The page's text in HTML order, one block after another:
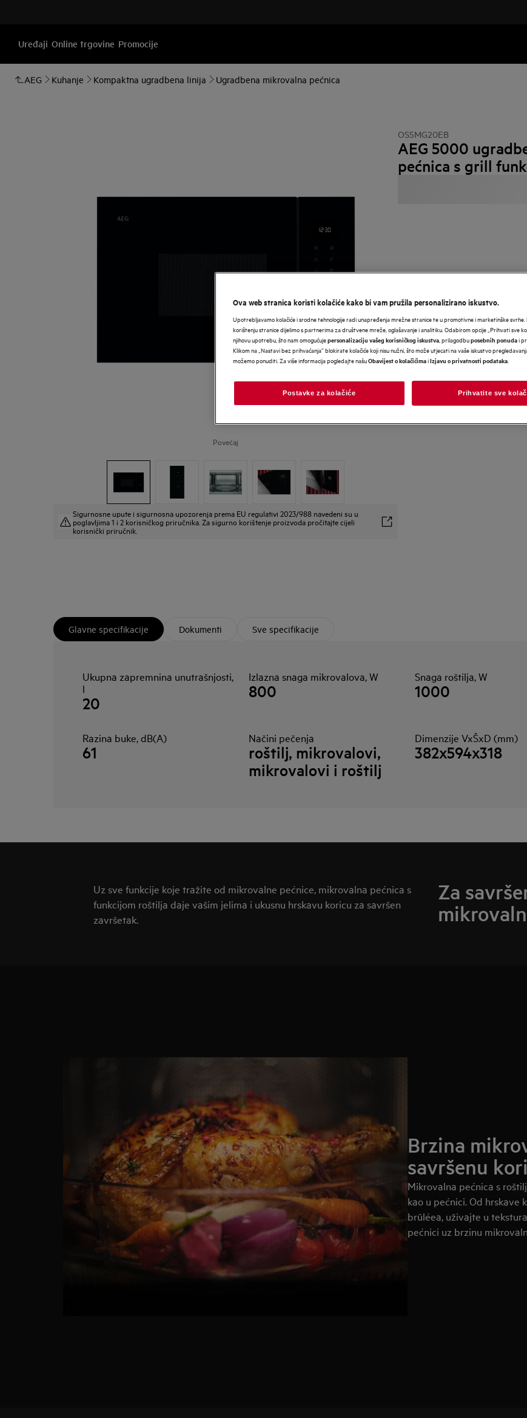
Uređaji Online trgovine Promocije
AEG Kuhanje Kompaktna ugradbena linija Ugradbena mikrovalna pećnica
Povećaj
Sigurnosne upute i sigurnosna upozorenja prema EU regulativi 2023/988 navedeni su u
poglavljima 1 i 2 korisničkog priručnika. Za sigurno korištenje proizvoda pročitajte cijeli
korisnički priručnik.
OS5MG20EB
AEG 5000
pećnica s grill
Glavne specifikacije Dokumenti Sve specifikacije
Ukupna zapremnina unutrašnjosti,
l
20
Izlazna snaga mikrovalova, W
800
Snaga roštilja, W
1000
Razina buke, dB(A)
61
Načini pečenja
roštilj, mikrovalovi,
mikrovalovi i roštilj
Dimenzije VxŠxD (mm)
382x594x318
Za
Uz sve funkcije koje tražite od mikrovalne pećnice, mikrovalna pećnica s
funkcijom roštilja daje vašim jelima i ukusnu hrskavu koricu za savršen
završetak.
Brzina
savršenu
Mikrovalna pećnica s
kao u pećnici. Od hrskave
brûléea, uživajte u
pećnici uz brzinu
Ova web stranica koristi kolačiće kako bi vam pružila personalizirano iskustvo.
Upotrebljavamo kolačiće i srodne tehnologije radi unapređenja mrežne stranice te u promotivne i marketinške
korištenju stranice dijelimo s partnerima za društvene mreže, oglašavanje i analitiku. Odabirom opcije „Prihvati sve
njihovu upotrebu, što nam omogućujepersonalizaciju vašeg korisničkog iskustva , prilagodbuposebnih ponudai
Klikom na „Nastavi bez prihvaćanja” blokirate kolačiće koji nisu nužni, što može utjecati na vaše iskustvo
možemo ponuditi. Za više informacija pogledajte našuObavijest o kolačićimaiIzjavu o privatnosti podataka
Postavke za kolačiće Prihvatite sve